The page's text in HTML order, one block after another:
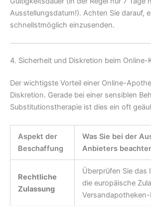
Ausstellungsdatum!). Achten Sie darauf,
schnellstmöglich einzusenden.
4. Sicherheit und Diskretion beim Online-
Der wichtigste Vorteil einer Online-
Diskretion. Gerade bei einer sensiblen
Substitutionstherapie ist dies ein oft
Aspekt der
Beschaffung
Was Sie bei der
Anbieters
Rechtliche
Zulassung
Überprüfen Sie das
die europäische